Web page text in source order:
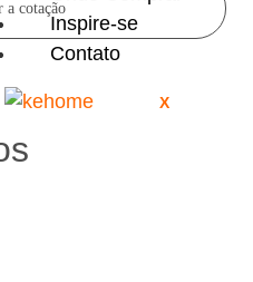
Inspire-se
Contato
X
a cotação